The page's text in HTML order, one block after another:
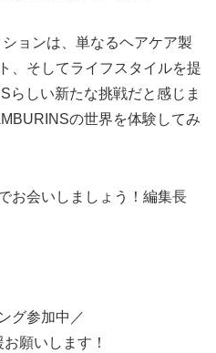
ョンは、単なるヘアケア製
、そしてライフスタイルを提
らしい新たな挑戦だと感じま
の世界を体験してみ
お会いしましょう！編集長
グ参加中／
願いします！